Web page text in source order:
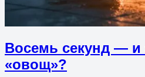
Восемь секунд — и
«овощ»?